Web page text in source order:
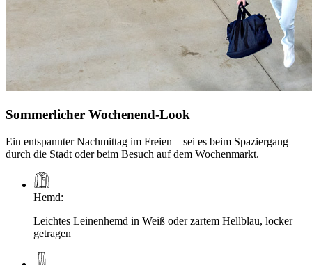
Sommerlicher Wochenend-Look
Ein entspannter Nachmittag im Freien – sei es beim Spaziergang
durch die Stadt oder beim Besuch auf dem Wochenmarkt.
Hemd:
Leichtes Leinenhemd in Weiß oder zartem Hellblau, locker
getragen